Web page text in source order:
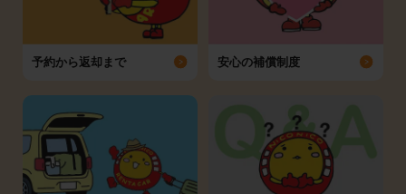
予約から返却まで 安心の補償制度